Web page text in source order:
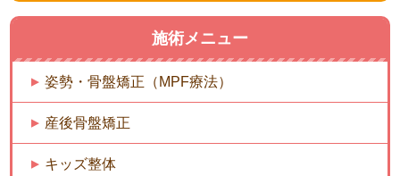
施術メニュー
姿勢・骨盤矯正（MPF療法）
産後骨盤矯正
キッズ整体